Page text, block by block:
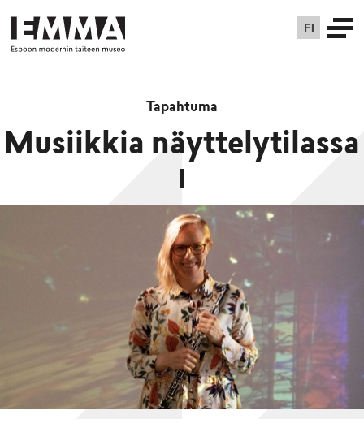
FI
Tapahtuma
Musiikkia näyttelytilassa